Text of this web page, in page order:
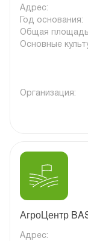
Адрес:
Год основания:
Общая площадь
Основные
Организация:
АгроЦентр
Адрес: